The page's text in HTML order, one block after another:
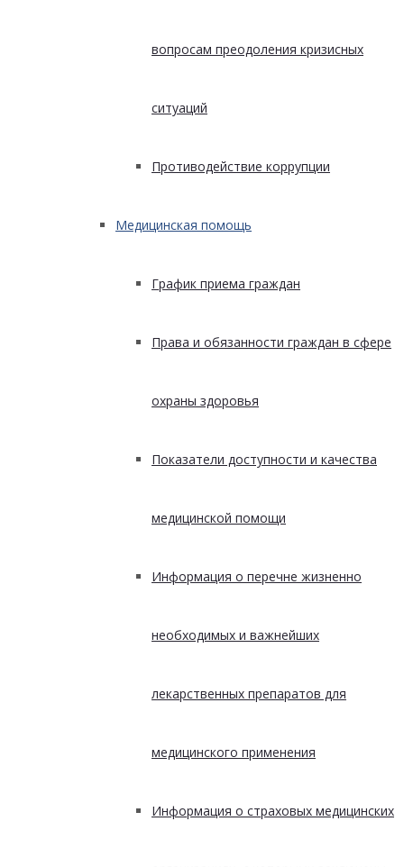
вопросам преодоления кризисных
ситуаций
Противодействие коррупции
Медицинская помощь
График приема граждан
Права и обязанности граждан в сфере
охраны здоровья
Показатели доступности и качества
медицинской помощи
Информация о перечне жизненно
необходимых и важнейших
лекарственных препаратов для
медицинского применения
Информация о страховых медицинских